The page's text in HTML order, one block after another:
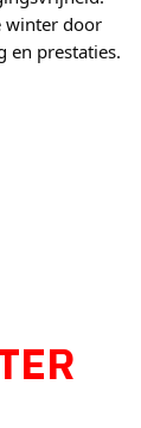
winter door
en prestaties.